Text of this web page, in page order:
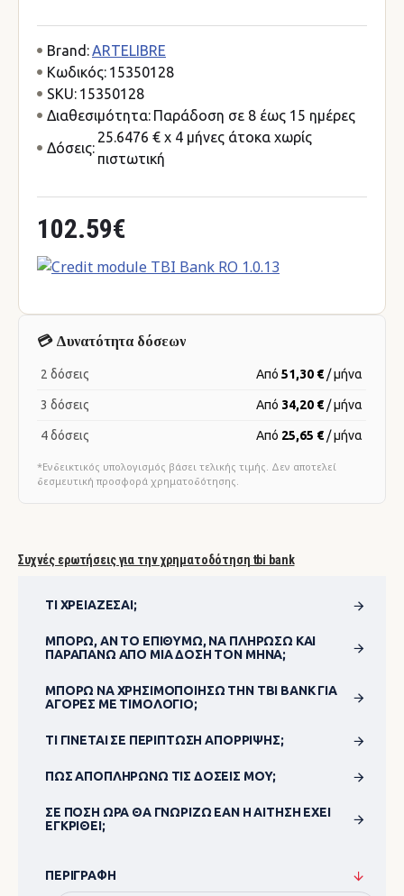
102.59€
Brand:ARTELIBRE
Κωδικός: 15350128
SKU: 15350128
Διαθεσιμότητα: Παράδοση σε 8 έως 15 ημέρες
Δόσεις:
25.6476 € x 4 μήνες άτοκα χωρίς
πιστωτική
Συχνές ερωτήσεις για την χρηματοδότηση tbi bank
ΤΙ ΧΡΕΙΆΖΕΣΑΙ;
ΜΠΟΡΏ, ΑΝ ΤΟ ΕΠΙΘΥΜΏ, ΝΑ ΠΛΗΡΏΣΩ ΚΑΙ
ΠΑΡΑΠΆΝΩ ΑΠΌ ΜΊΑ ΔΌΣΗ ΤΟΝ ΜΉΝΑ;
ΜΠΟΡΏ ΝΑ ΧΡΗΣΙΜΟΠΟΊΗΣΩ ΤΗΝ TBI BANK ΓΙΑ
ΑΓΟΡΈΣ ΜΕ ΤΙΜΟΛΌΓΙΟ;
ΤΙ ΓΊΝΕΤΑΙ ΣΕ ΠΕΡΊΠΤΩΣΗ ΑΠΌΡΡΙΨΗΣ;
ΠΏΣ ΑΠΟΠΛΗΡΏΝΩ ΤΙΣ ΔΌΣΕΙΣ ΜΟΥ;
ΣΕ ΠΌΣΗ ΏΡΑ ΘΑ ΓΝΩΡΊΖΩ ΕΆΝ Η ΑΊΤΗΣΗ ΈΧΕΙ
ΕΓΚΡΙΘΕΊ;
💳 Δυνατότητα δόσεων
2 δόσεις Από 51,30 € / μήνα
3 δόσεις Από 34,20 € / μήνα
4 δόσεις Από 25,65 € / μήνα
*Ενδεικτικός υπολογισμός βάσει τελικής τιμής. Δεν αποτελεί
δεσμευτική προσφορά χρηματοδότησης.
ΠΕΡΙΓΡΑΦΉ